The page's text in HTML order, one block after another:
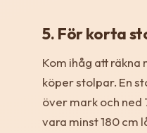
5. För korta
Kom ihåg att räkna
köper stolpar. En
över mark och
vara minst 180 cm